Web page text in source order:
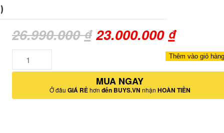
26.990.000₫ Giá
là:
26.990.000 ₫.
23.000.000 ₫Giá
hiện
tại
là:
lượng
Thêm vào giỏ hàng
MUA NGAY
Ở đâu GIÁ RẺhơn đến BUYS.VN nhận HOÀN TIỀN